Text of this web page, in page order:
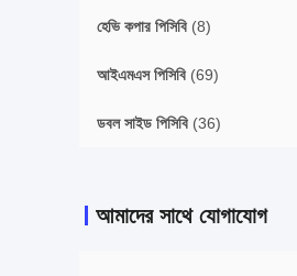
হেভি কপার পিসিবি (8)
আইএমএস পিসিবি (69)
ডবল সাইড পিসিবি (36)
আমাদের সাথে যোগাযোগ